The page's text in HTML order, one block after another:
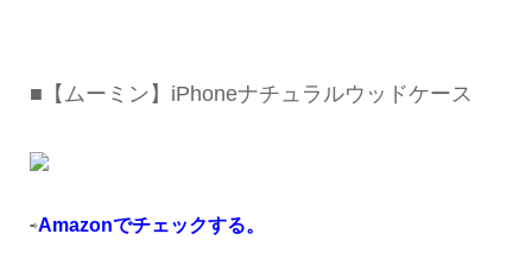
■【ムーミン】iPhoneナチュラルウッドケース
⇨Amazonでチェックする。